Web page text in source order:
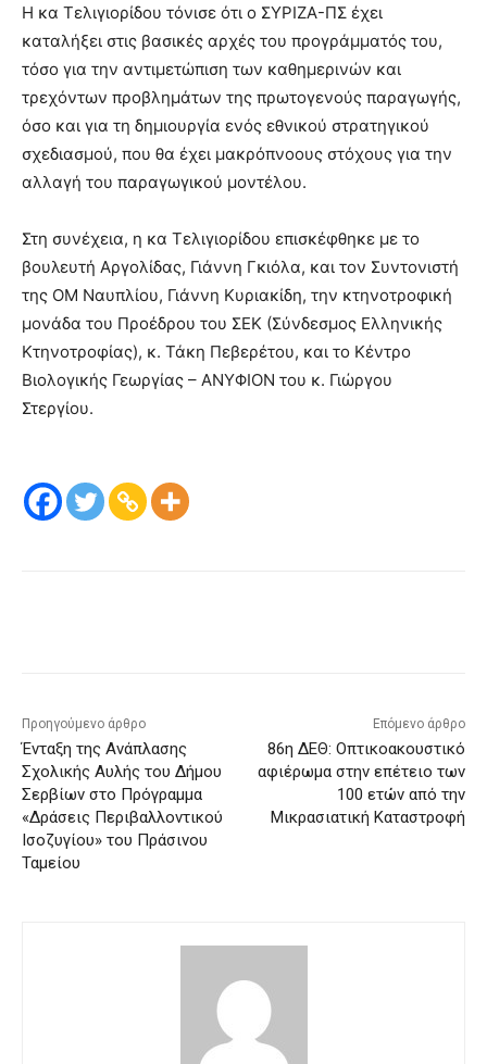
Η κα Τελιγιορίδου τόνισε ότι ο ΣΥΡΙΖΑ-ΠΣ έχει
καταλήξει στις βασικές αρχές του προγράμματός του,
τόσο για την αντιμετώπιση των καθημερινών και
τρεχόντων προβλημάτων της πρωτογενούς παραγωγής,
όσο και για τη δημιουργία ενός εθνικού στρατηγικού
σχεδιασμού, που θα έχει μακρόπνοους στόχους για την
αλλαγή του παραγωγικού μοντέλου.
Στη συνέχεια, η κα Τελιγιορίδου επισκέφθηκε με το
βουλευτή Αργολίδας, Γιάννη Γκιόλα, και τον Συντονιστή
της ΟΜ Ναυπλίου, Γιάννη Κυριακίδη, την κτηνοτροφική
μονάδα του Προέδρου του ΣΕΚ (Σύνδεσμος Ελληνικής
Κτηνοτροφίας), κ. Τάκη Πεβερέτου, και το Κέντρο
Βιολογικής Γεωργίας – ΑΝΥΦΙΟΝ του κ. Γιώργου
Στεργίου.
Προηγούμενο άρθρο
Ένταξη της Ανάπλασης
Σχολικής Αυλής του Δήμου
Σερβίων στο Πρόγραμμα
«Δράσεις Περιβαλλοντικού
Ισοζυγίου» του Πράσινου
Ταμείου
Επόμενο άρθρο
86η ΔΕΘ: Οπτικοακουστικό
αφιέρωμα στην επέτειο των
100 ετών από την
Μικρασιατική Καταστροφή